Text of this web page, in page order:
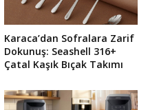
Karaca’dan Sofralara Zarif
Dokunuş: Seashell 316+
Çatal Kaşık Bıçak Takımı